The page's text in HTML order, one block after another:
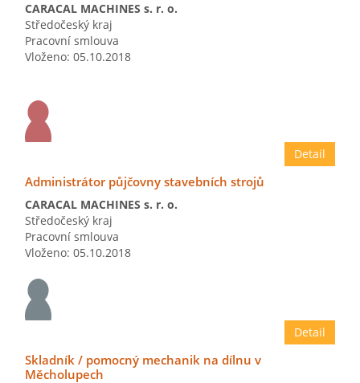
CARACAL MACHINES s. r. o.
Středočeský kraj
Pracovní smlouva
Vloženo: 05.10.2018
Detail
Administrátor půjčovny stavebních strojů
CARACAL MACHINES s. r. o.
Středočeský kraj
Pracovní smlouva
Vloženo: 05.10.2018
Detail
Skladník / pomocný mechanik na dílnu v
Měcholupech